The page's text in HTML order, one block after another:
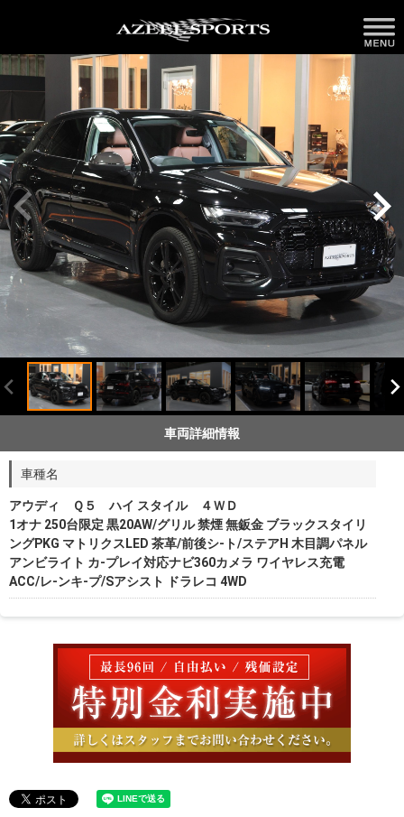
車両詳細情報
車種名
アウディ Ｑ５ ハイ スタイル ４ＷＤ
1オナ 250台限定 黒20AW/グリル 禁煙 無鈑金 ブラックスタイリ
ングPKG マトリクスLED 茶革/前後シ-ト/ステアH 木目調パネル
アンビライト カ-プレイ対応ナビ360カメラ ワイヤレス充電
ACC/レ-ンキ-プ/Sアシスト ドラレコ 4WD